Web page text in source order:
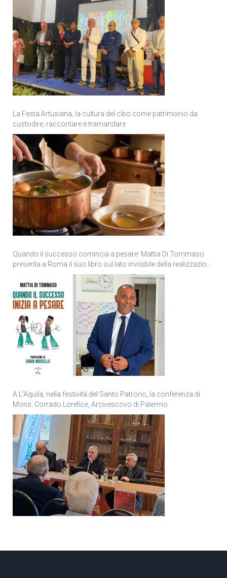
La Festa Artusiana, la cultura del cibo come patrimonio da
custodire, raccontare e tramandare
Quando il successo comincia a pesare: Mattia Di Tommaso
presenta a Roma il suo libro sul lato invisibile della realizzazione
A L’Aquila, nella festività del Santo Patrono, la conferenza di
Mons. Corrado Lorefice, Arcivescovo di Palermo